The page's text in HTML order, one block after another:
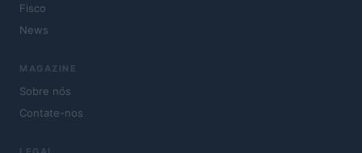
Fisco
News
MAGAZINE
Sobre nós
Contate-nos